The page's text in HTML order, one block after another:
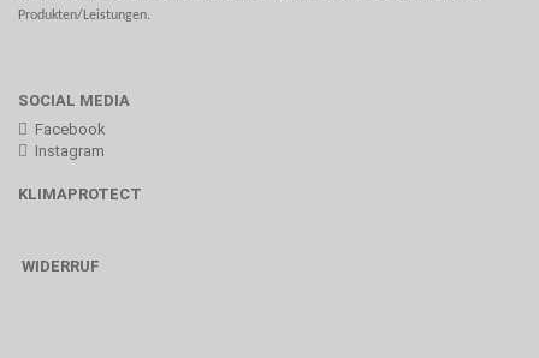
Produkten/Leistungen.
SOCIAL MEDIA
Facebook
Instagram
KLIMAPROTECT
WIDERRUF